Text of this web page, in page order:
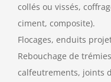
collés ou vissés,
ciment, composite).
Flocages, enduits
Rebouchage de
calfeutrements, joints